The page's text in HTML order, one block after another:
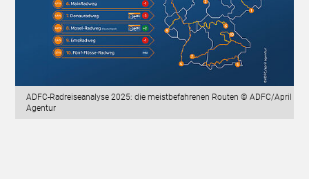
ADFC-Radreiseanalyse 2025: die meistbefahrenen Routen © ADFC/April
Agentur